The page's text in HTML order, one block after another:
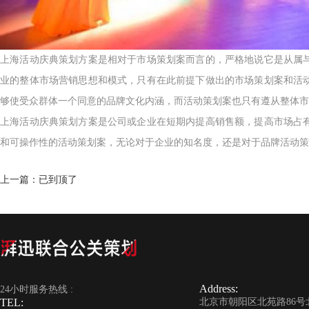
上海活动庆典策划方案是相对于市场策划案而言的，严格地说它是从
业的整体市场营销思想和模式，只有在此前提下做出的市场策划案和
够使受众群体一个同意的品牌文化内涵，而活动策划案也只有遵从整体
上海活动庆典策划方案是公司或企业在短期内提高销售额，提高市场
和可操作性的活动策划案，无论对于企业的知名度，还是对于品牌活动
上一篇：已到顶了
24小时服务热线 :
TEL:
Address:
北京市朝阳区北苑路86号